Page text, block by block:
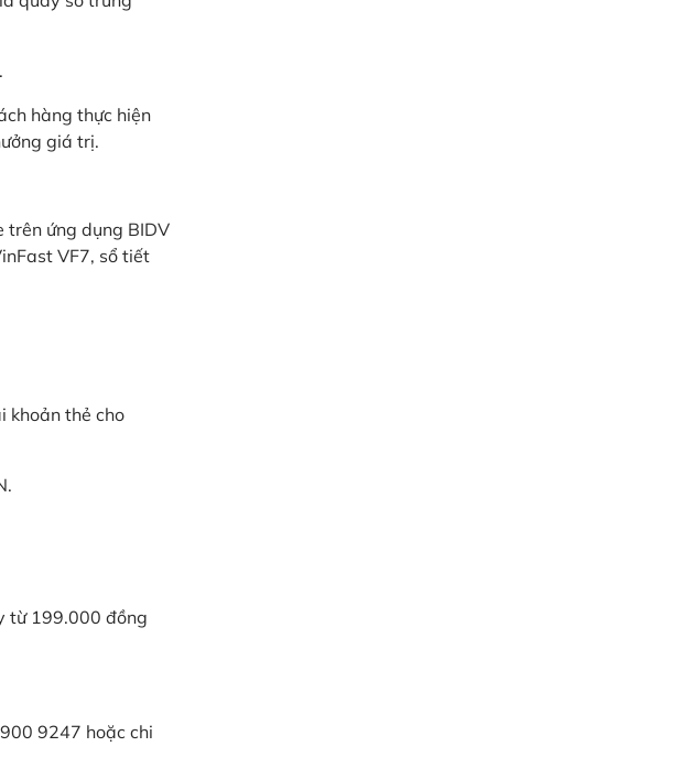
hàng thực hiện
giá trị.
ứng dụng BIDV
VF7, sổ tiết
khoản thẻ cho
từ 199.000 đồng
9247 hoặc chi